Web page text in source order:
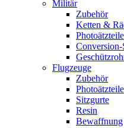
Militär
Zubehör
Ketten &
Photoätzteile
Conversion-
Flugzeuge
Zubehör
Photoätzteile
Sitzgurte
Resin
Bewaffnung